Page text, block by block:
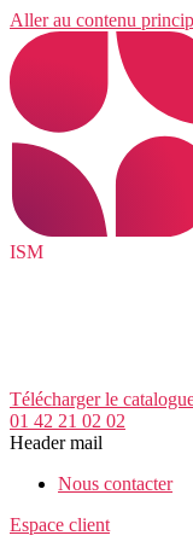
Aller au contenu
ISM
Télécharger le
01 42 21 02 02
Header mail
Nous contacter
Espace client